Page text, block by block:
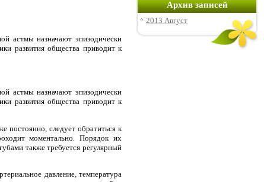
астмы назначают эпизодически
развития общества приводит к
астмы назначают эпизодически
развития общества приводит к
постоянно, следует обратиться к
моментально. Порядок их
также требуется регулярный
давление, температура
Архив записей
2013 Август